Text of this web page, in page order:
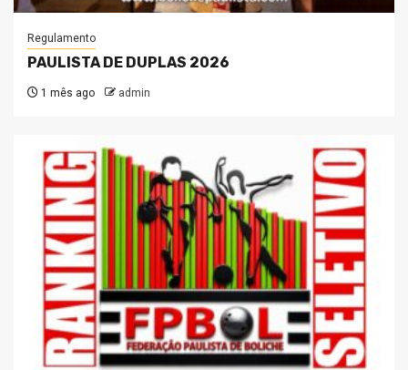
Regulamento
PAULISTA DE DUPLAS 2026
1 mês ago admin